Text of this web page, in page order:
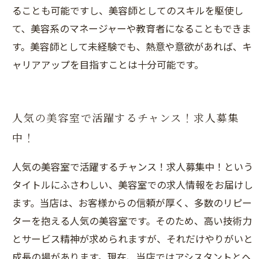
ることも可能ですし、美容師としてのスキルを駆使し
て、美容系のマネージャーや教育者になることもできま
す。美容師として未経験でも、熱意や意欲があれば、キ
ャリアアップを目指すことは十分可能です。
人気の美容室で活躍するチャンス！求人募集
中！
人気の美容室で活躍するチャンス！求人募集中！という
タイトルにふさわしい、美容室での求人情報をお届けし
ます。当店は、お客様からの信頼が厚く、多数のリピー
ターを抱える人気の美容室です。そのため、高い技術力
とサービス精神が求められますが、それだけやりがいと